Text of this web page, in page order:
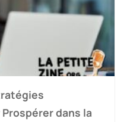
dans la